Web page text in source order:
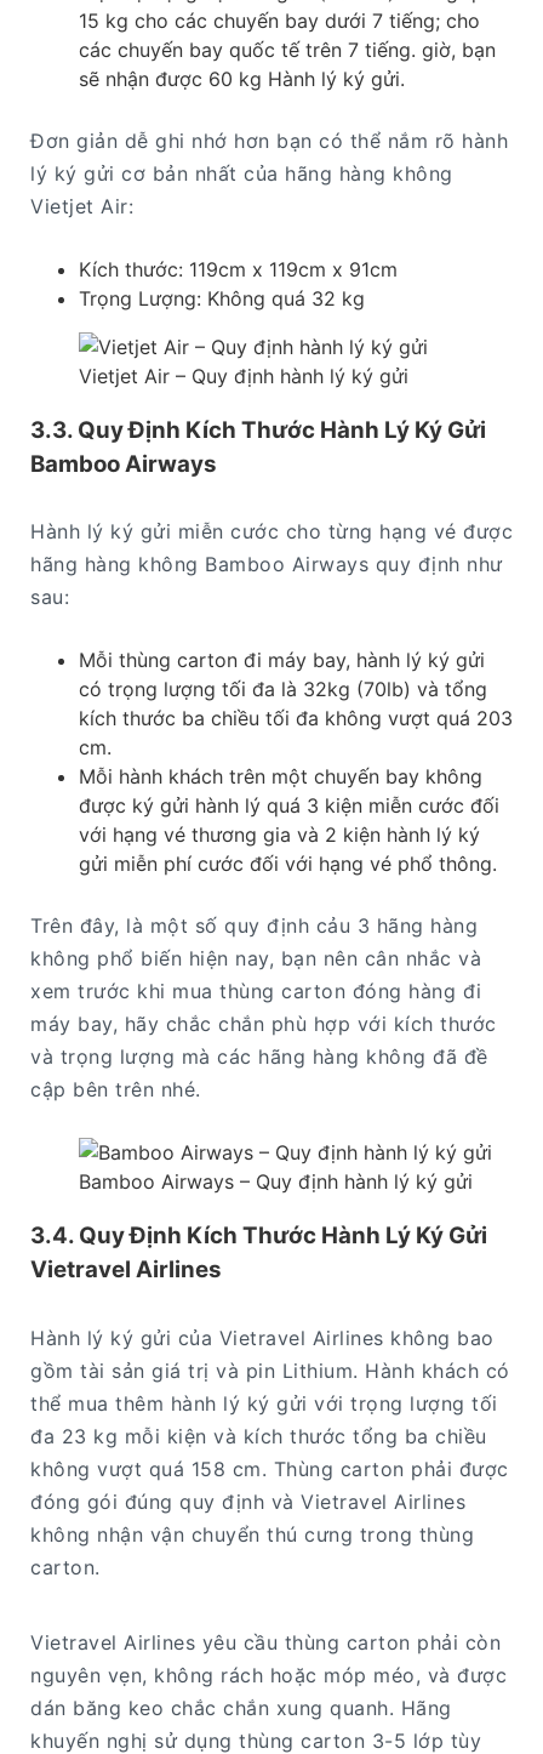
15 kg cho các chuyến bay dưới 7 tiếng; cho
các chuyến bay quốc tế trên 7 tiếng. giờ, bạn
sẽ nhận được 60 kg Hành lý ký gửi.
Đơn giản dễ ghi nhớ hơn bạn có thể nắm rõ hành
lý ký gửi cơ bản nhất của hãng hàng không
Vietjet Air:
Kích thước: 119cm x 119cm x 91cm
Trọng Lượng: Không quá 32 kg
Vietjet Air – Quy định hành lý ký gửi
3.3. Quy Định Kích Thước Hành Lý Ký Gửi
Bamboo Airways
Hành lý ký gửi miễn cước cho từng hạng vé được
hãng hàng không Bamboo Airways quy định như
sau:
Mỗi thùng carton đi máy bay, hành lý ký gửi
có trọng lượng tối đa là 32kg (70lb) và tổng
kích thước ba chiều tối đa không vượt quá 203
cm.
Mỗi hành khách trên một chuyến bay không
được ký gửi hành lý quá 3 kiện miễn cước đối
với hạng vé thương gia và 2 kiện hành lý ký
gửi miễn phí cước đối với hạng vé phổ thông.
Trên đây, là một số quy định cảu 3 hãng hàng
không phổ biến hiện nay, bạn nên cân nhắc và
xem trước khi mua thùng carton đóng hàng đi
máy bay, hãy chắc chắn phù hợp với kích thước
và trọng lượng mà các hãng hàng không đã đề
cập bên trên nhé.
Bamboo Airways – Quy định hành lý ký gửi
3.4. Quy Định Kích Thước Hành Lý Ký Gửi
Vietravel Airlines
Hành lý ký gửi của Vietravel Airlines không bao
gồm tài sản giá trị và pin Lithium. Hành khách có
thể mua thêm hành lý ký gửi với trọng lượng tối
đa 23 kg mỗi kiện và kích thước tổng ba chiều
không vượt quá 158 cm. Thùng carton phải được
đóng gói đúng quy định và Vietravel Airlines
không nhận vận chuyển thú cưng trong thùng
carton.
Vietravel Airlines yêu cầu thùng carton phải còn
nguyên vẹn, không rách hoặc móp méo, và được
dán băng keo chắc chắn xung quanh. Hãng
khuyến nghị sử dụng thùng carton 3-5 lớp tùy